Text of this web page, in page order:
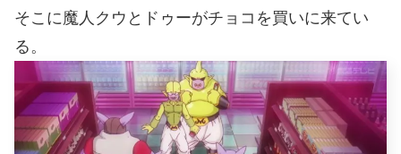
そこに魔人クウとドゥーがチョコを買いに来てい
る。